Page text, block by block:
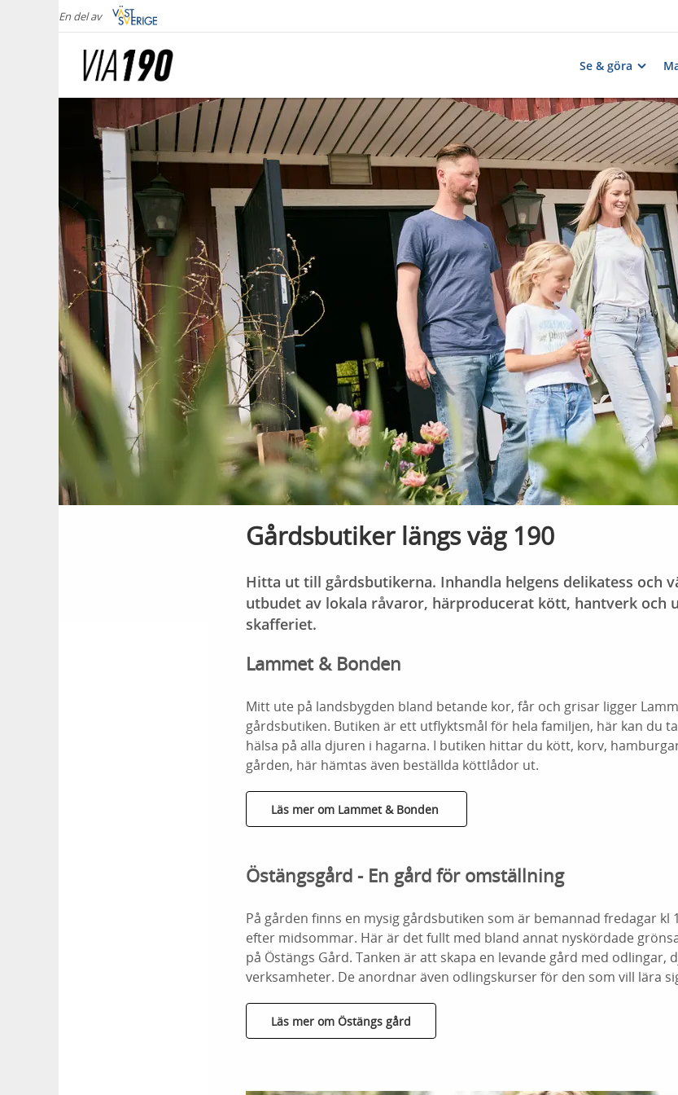
En del av
Se & göra
Gårdsbutiker längs väg 190
Hitta ut till gårdsbutikerna. Inhandla helgens delikatess och
utbudet av lokala råvaror, härproducerat kött, hantverk och
skafferiet.
Lammet & Bonden
Mitt ute på landsbygden bland betande kor, får och grisar ligger
gårdsbutiken. Butiken är ett utflyktsmål för hela familjen, här kan du
hälsa på alla djuren i hagarna. I butiken hittar du kött, korv,
gården, här hämtas även beställda köttlådor ut.
Läs mer om Lammet & Bonden
Östängsgård - En gård för omställning
På gården finns en mysig gårdsbutiken som är bemannad fredagar kl
efter midsommar. Här är det fullt med bland annat nyskördade
på Östängs Gård. Tanken är att skapa en levande gård med odlingar,
verksamheter. De anordnar även odlingskurser för den som vill lära
Läs mer om Östängs gård